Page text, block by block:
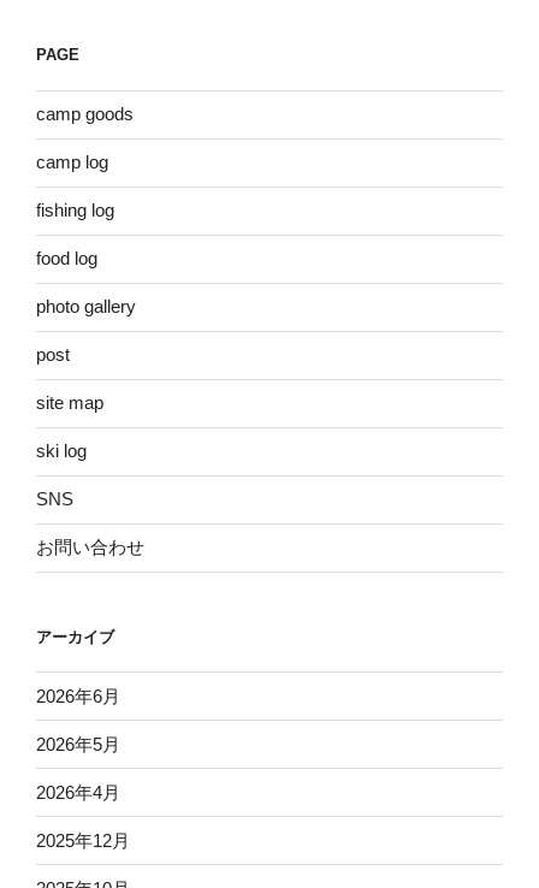
PAGE
camp goods
camp log
fishing log
food log
photo gallery
post
site map
ski log
SNS
お問い合わせ
アーカイブ
2026年6月
2026年5月
2026年4月
2025年12月